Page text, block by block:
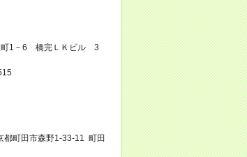
町1－6 橋完ＬＫビル 3
町田市森野1-33-11 町田